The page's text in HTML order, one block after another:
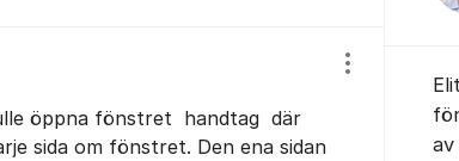
öppna fönstret handtag där
sida om fönstret. Den ena sidan
Visa/dölj